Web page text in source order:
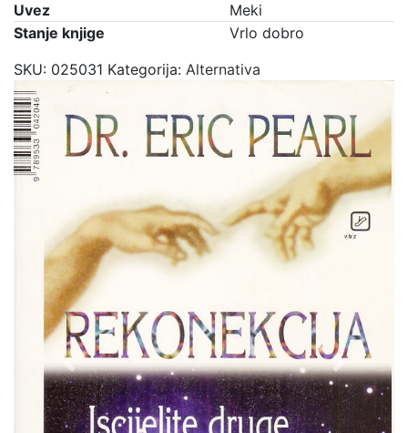
Uvez
Meki
Stanje knjige
Vrlo dobro
SKU: 025031 Kategorija: Alternativa
Previous Next